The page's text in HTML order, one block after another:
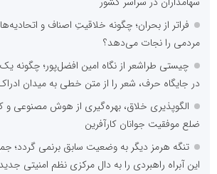
فراتر از بحران؛ چگونه خلاقیتِ اصناف و
مردمی را نجات می‌دهد؟
چیستی طراشعر از نگاه امین افضل‌پور؛ چگونه یک
در جایگاه حرف، شعر را از متن خطی به میدان
الگوپذیری خلاق، بهره‌گیری از هوش مصنوعی
ضلع موفقیت جوانان کارآفرین
تنگه هرمز دیگر به وضعیت سابق برنمی گردد؛
این آبراه راهبردی را به دال مرکزی نظم امنیتی